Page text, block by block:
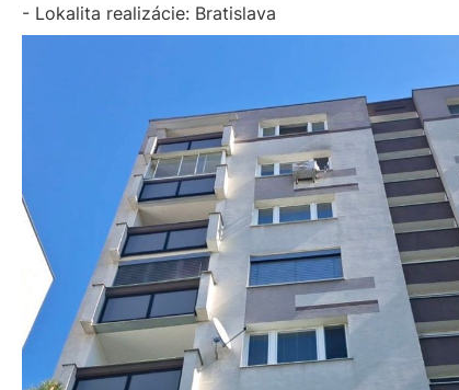
- Lokalita realizácie: Bratislava